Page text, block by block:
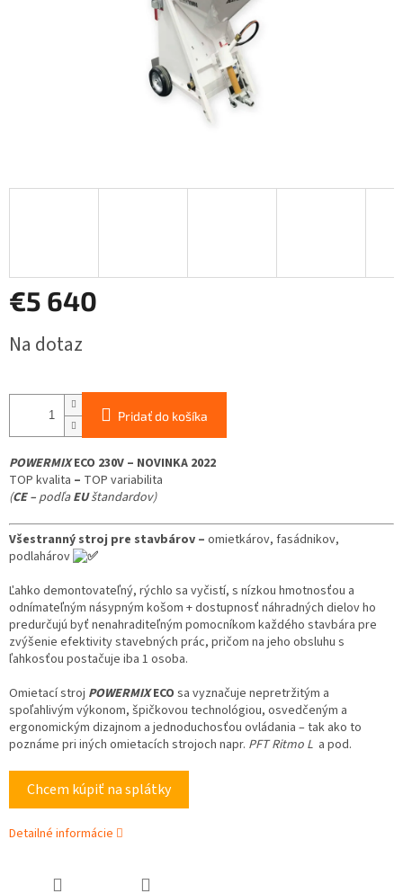
€5 640
cena:
Na dotaz
Pridať do košíka
POWERMIX ECO 230V – NOVINKA 2022
TOP kvalita – TOP variabilita
(CE –podľa EU štandardov)
Všestranný stroj pre stavbárov – omietkárov, fasádnikov,
podlahárov
Ľahko demontovateľný, rýchlo sa vyčistí, s nízkou hmotnosťou a
odnímateľným násypným košom +dostupnosť náhradných dielov ho
predurčujú byť nenahraditeľným pomocníkom každého stavbára pre
zvýšenie efektivity stavebných prác, pričom na jeho obsluhu s
ľahkosťou postačuje iba 1 osoba.
Omietací stroj POWERMIX ECO sa vyznačuje nepretržitým a
spoľahlivým výkonom, špičkovou technológiou, osvedčeným a
ergonomickým dizajnom a jednoduchosťou ovládania – tak ako to
poznáme pri iných omietacích strojoch napr. PFT Ritmo L a pod.
Chcem kúpiť na splátky
Detailné informácie